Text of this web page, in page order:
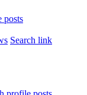
posts
Search link